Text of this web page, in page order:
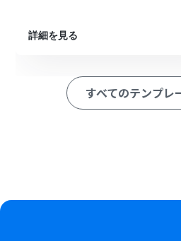
※「トリガー」：フロー起動のきっ
ペレーション」：トリガー起動後、
■このワークフローのカスタムポイ
Zoho CRMのトリガー設定で
視対象となるドメインとチャ
■注意事項
詳細を見る
すべてのテンプレ